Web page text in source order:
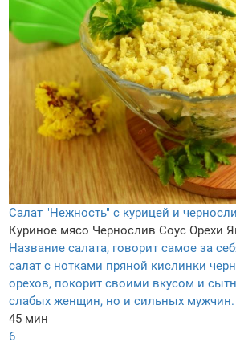
Салат "Нежность" с курицей и
Куриное мясо Чернослив Соус Орехи
Название салата, говорит самое за
салат с нотками пряной кислинки
орехов, покорит своими вкусом и
слабых женщин, но и сильных мужчин.
45 мин
6